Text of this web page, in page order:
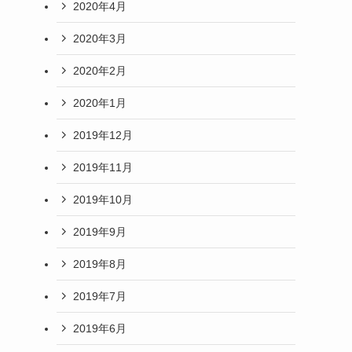
2020年4月
2020年3月
2020年2月
2020年1月
2019年12月
2019年11月
2019年10月
2019年9月
2019年8月
2019年7月
2019年6月